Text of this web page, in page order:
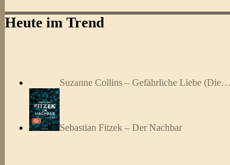
Heute im Trend
Suzanne Collins – Gefährliche Liebe (Die…
Sebastian Fitzek – Der Nachbar